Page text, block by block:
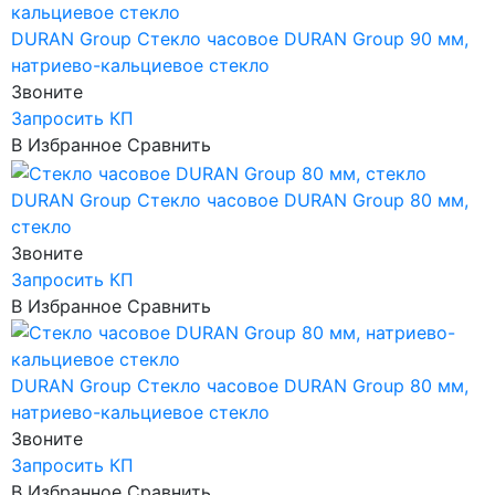
DURAN Group Стекло часовое DURAN Group 90 мм,
натриево-кальциевое стекло
Звоните
Запросить КП
В Избранное Сравнить
DURAN Group Стекло часовое DURAN Group 80 мм,
стекло
Звоните
Запросить КП
В Избранное Сравнить
DURAN Group Стекло часовое DURAN Group 80 мм,
натриево-кальциевое стекло
Звоните
Запросить КП